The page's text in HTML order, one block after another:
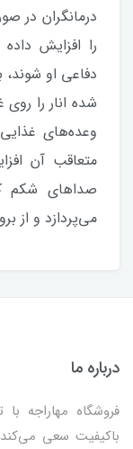
درمانگران در
را افزایش
دفاعی او
شده انار را
وعده‌های
متعاقب آن
صداهای شکم
می‌پردازد و از
درباره ما
باکیفیت سعی